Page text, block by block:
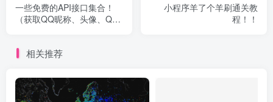
一些免费的API接口集合！
（获取QQ昵称、头像、QQ
小程序羊了个羊刷通关教
程！！
相关推荐